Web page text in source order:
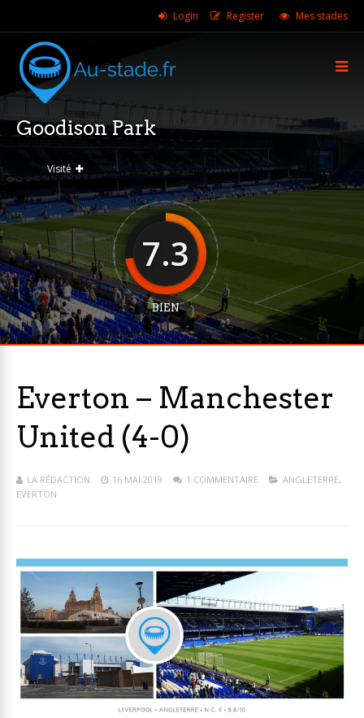
Login Register Mes stades
Goodison Park
Visité
7.3
BIEN
Everton – Manchester
United (4-0)
LA RÉDACTION 16 MAI 2019 1 COMMENTAIRE ANGLETERRE,
EVERTON